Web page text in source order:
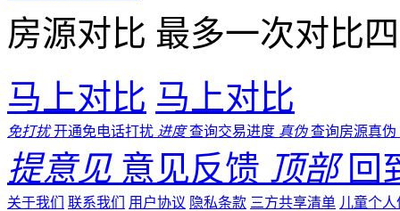
房源对比 最多一次对比
马上对比 马上对比
免打扰 开通免电话打扰 进度 查询交易进度 真伪 查询房源真伪
提意见 意见反馈 顶部 回
关于我们 联系我们 用户协议 隐私条款 三方共享清单 儿童个